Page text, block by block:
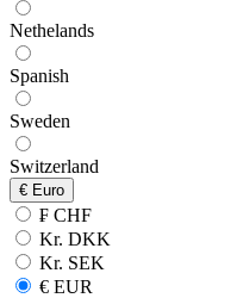
Nethelands
Spanish
Sweden
Switzerland
€ Euro
₣ CHF
Kr. DKK
Kr. SEK
€ EUR